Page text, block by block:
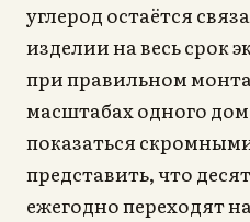
углерод остаётся
изделии на весь срок
при правильном
масштабах одного
показаться
представить, что
ежегодно переходят